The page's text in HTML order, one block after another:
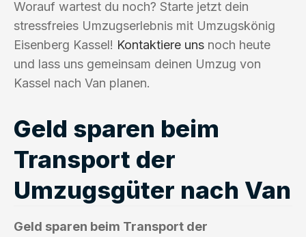
Worauf wartest du noch? Starte jetzt dein
stressfreies Umzugserlebnis mit Umzugskönig
Eisenberg Kassel! Kontaktiere uns noch heute
und lass uns gemeinsam deinen Umzug von
Kassel nach Van planen.
Geld sparen beim
Transport der
Umzugsgüter nach Van
Geld sparen beim Transport der